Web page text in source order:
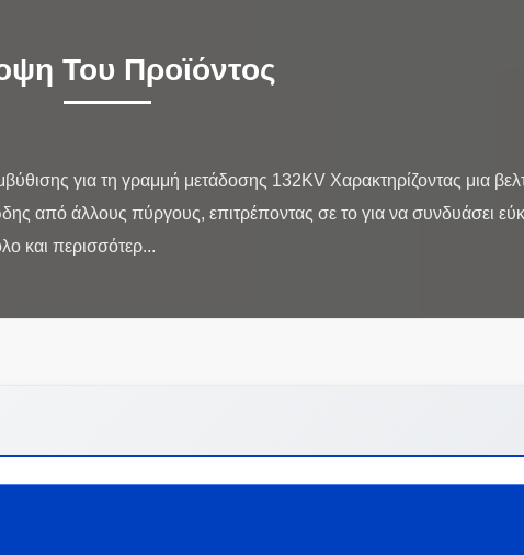
Του Προϊόντος
για τη γραμμή μετάδοσης 132KV Χαρακτηρίζοντας μια
από άλλους πύργους, επιτρέποντας σε το για να συνδυάσει